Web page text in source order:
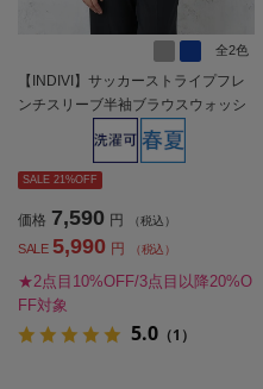
全2色
【INDIVI】サッカーストライプフレ
ンチスリーブ半袖ブラウスウォッシ
ャブル春夏【レディース】
SALE 21%OFF
価格 7,590 円 （税込）
SALE 5,990 円 （税込）
★2点目10%OFF/3点目以降20%O
FF対象
5.0 （1）